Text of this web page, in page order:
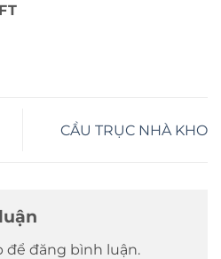
CẦU TRỤC NHÀ KHO
để đăng bình luận.